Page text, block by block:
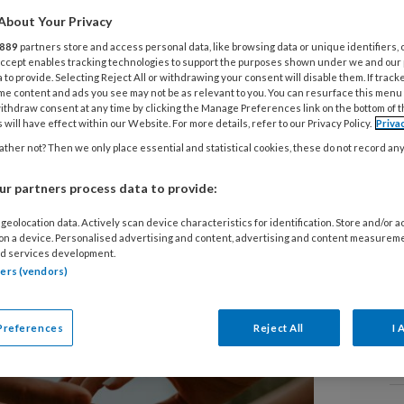
forensische zorg werken met
erg ingewikkeld zijn, want soms
niet om aan alle gestelde eisen te
Netwerk, waar de Nederlandse
dan nadelen.
7
Your Privacy
889 partners store and access personal data, like browsing data or unique identifiers,
enables tracking technologies to support the purposes shown under we and
to provide. Selecting Reject All or withdrawing your consent will disable them. If
content and ads you see may not be as relevant to you. You can resurface this
consent at any time by clicking the Manage Preferences link on the bottom of
will have effect within our Website. For more details, refer to our Privacy Policy.
not? Then we only place essential and statistical cookies, these do not record
partners process data to provide:
data. Actively scan device characteristics for identification. Store and/or
a device. Personalised advertising and content, advertising and content
services development.
(vendors)
Reject All I